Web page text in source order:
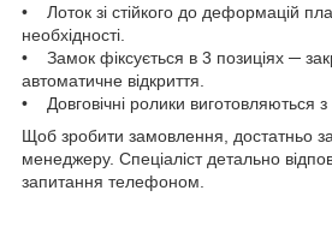
• Лоток зі стійкого до деформацій
необхідності.
• Замок фіксується в 3 позиціях ─
автоматичне відкриття.
• Довговічні ролики виготовляються з
Щоб зробити замовлення, достатньо
менеджеру. Спеціаліст детально
запитання телефоном.